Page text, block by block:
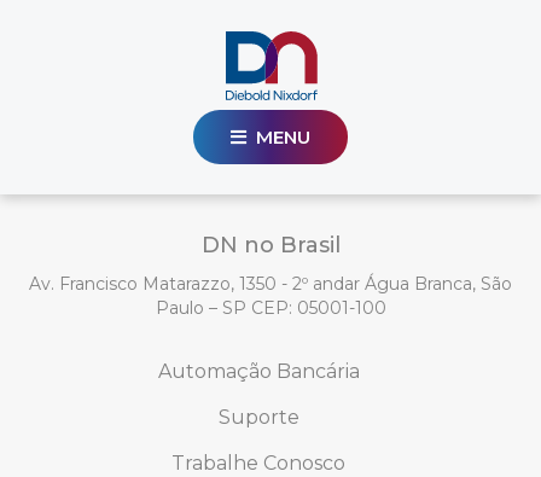
MENU
DN no Brasil
Av. Francisco Matarazzo, 1350 - 2º andar Água Branca, São
Paulo – SP CEP: 05001-100
Automação Bancária
Suporte
Trabalhe Conosco